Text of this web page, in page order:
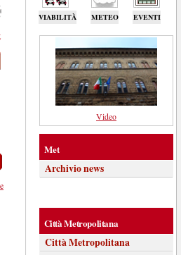
VIABILITÀ METEO EVENTI
Video
Met
Archivio news
Città Metropolitana
Città Metropolitana